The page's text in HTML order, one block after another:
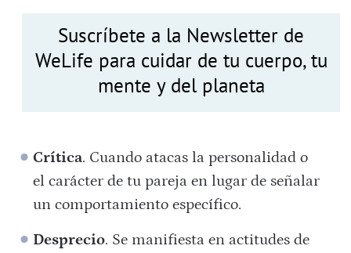
Suscríbete a la Newsletter de
WeLife para cuidar de tu cuerpo, tu
mente y del planeta
Crítica. Cuando atacas la personalidad o
el carácter de tu pareja en lugar de señalar
un comportamiento específico.
Desprecio. Se manifiesta en actitudes de